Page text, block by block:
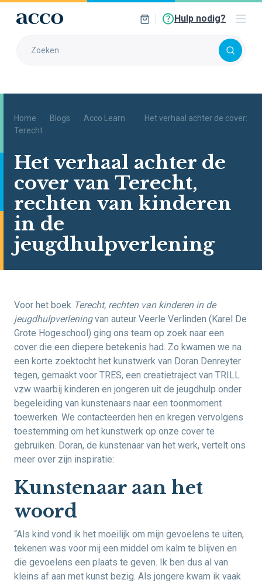
Hulp nodig?
Home Blogs Acco Learn
Het verhaal achter de cover:
Terecht
Het verhaal achter de
cover van Terecht,
rechten van kinderen
in de
jeugdhulpverlening
Voor het boek Terecht, rechten van kinderen in de
jeugdhulpverleningvan auteur Veerle Verlinden (Karel De
Grote Hogeschool) ging ons team op zoek naar een
cover die een diepere betekenis had. Zo kwamen we na
een korte zoektocht het kunstwerk van Doran Denreyter
tegen, gemaakt voor TRES, een creatietraject van TRILL
vzw waarbij kinderen en jongeren uit de jeugdhulp onder
begeleiding van kunstenaars naar een toonmoment
toewerken. We contacteerden hen en kregen vervolgens
toestemming om het kunstwerk op onze cover te
gebruiken. Doran, de kunstenaar van het werk, vertelt ons
meer over zijn inspiratie:
Kunstenaar aan het
woord
“Als kind vond ik het moeilijk om mijn gevoelens te uiten,
tekenen was voor mij een middel om kalm te blijven en
die gevoelens een plaats te geven. Ik ben dus al van
kleins af aan met kunst bezig. Als jongere kwam ik vaak